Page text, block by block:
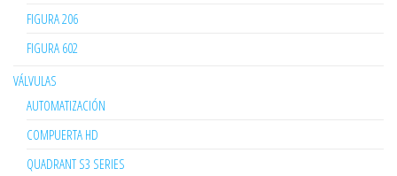
FIGURA 206
FIGURA 602
VÁLVULAS
AUTOMATIZACIÓN
COMPUERTA HD
QUADRANT S3 SERIES